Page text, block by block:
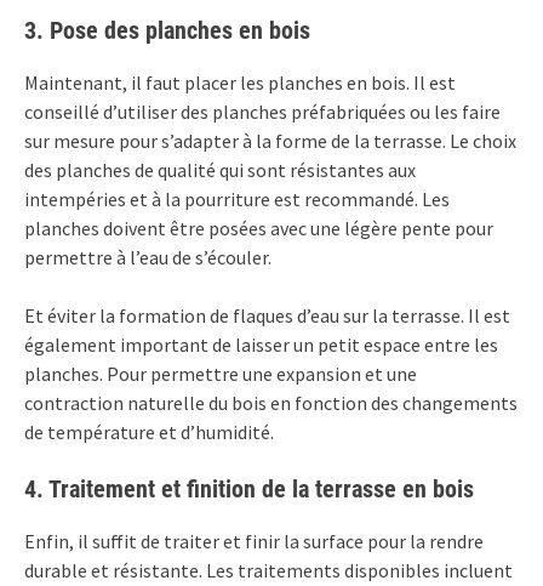
3. Pose des planches en bois
Maintenant, il faut placer les planches en bois. Il est
conseillé d’utiliser des planches préfabriquées ou les faire
sur mesure pour s’adapter à la forme de la terrasse. Le choix
des planches de qualité qui sont résistantes aux
intempéries et à la pourriture est recommandé. Les
planches doivent être posées avec une légère pente pour
permettre à l’eau de s’écouler.
Et éviter la formation de flaques d’eau sur la terrasse. Il est
également important de laisser un petit espace entre les
planches. Pour permettre une expansion et une
contraction naturelle du bois en fonction des changements
de température et d’humidité.
4. Traitement et finition de la terrasse en bois
Enfin, il suffit de traiter et finir la surface pour la rendre
durable et résistante. Les traitements disponibles incluent